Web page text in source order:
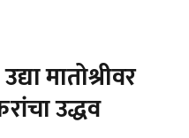
मातोश्रीवर
उद्धव